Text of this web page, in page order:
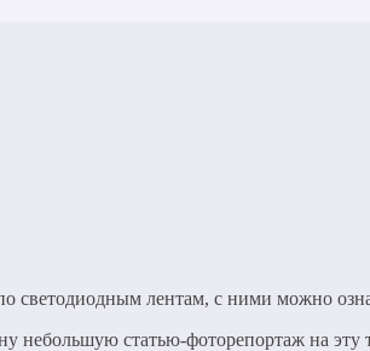
светодиодным лентам, с ними можно
небольшую статью-фоторепортаж на эту